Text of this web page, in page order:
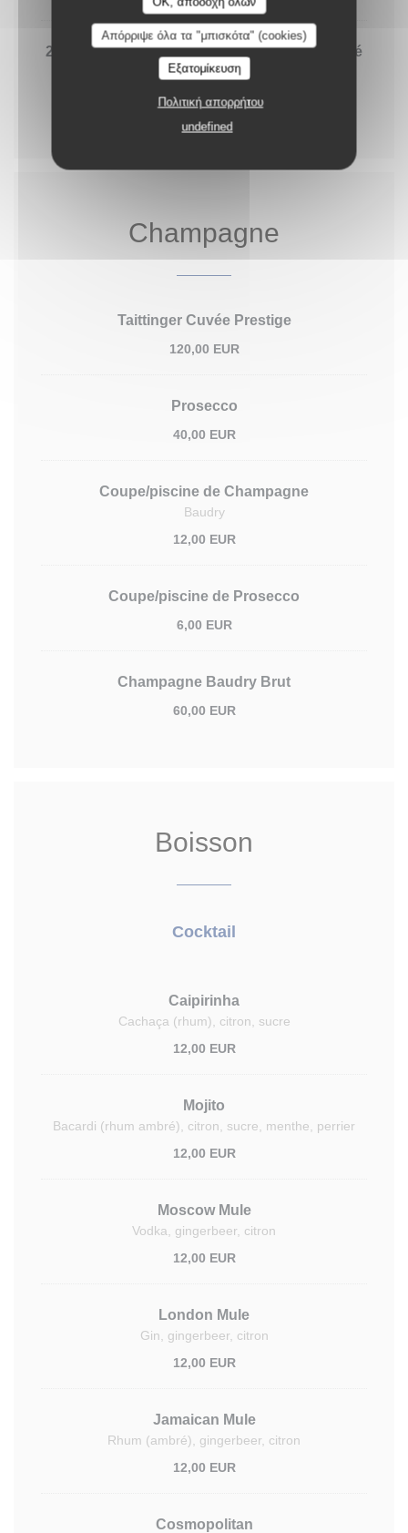
Απόρριψε όλα τα "μπισκότα" (cookies)
Εξατομίκευση
Πολιτική απορρήτου
undefined
2016 Saint Julien Pavillon de Léoville Payferré
94,00 EUR
75cl
Champagne
Taittinger Cuvée Prestige
120,00 EUR
Prosecco
40,00 EUR
Coupe/piscine de Champagne
Baudry
12,00 EUR
Coupe/piscine de Prosecco
6,00 EUR
Champagne Baudry Brut
60,00 EUR
Boisson
Cocktail
Caipirinha
Cachaça (rhum), citron, sucre
12,00 EUR
Mojito
Bacardi (rhum ambré), citron, sucre, menthe, perrier
12,00 EUR
Moscow Mule
Vodka, gingerbeer, citron
12,00 EUR
London Mule
Gin, gingerbeer, citron
12,00 EUR
Jamaican Mule
Rhum (ambré), gingerbeer, citron
12,00 EUR
Cosmopolitan